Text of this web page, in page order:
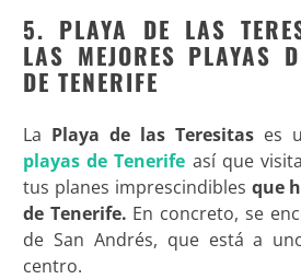
5. PLAYA DE LAS
LAS MEJORES PLAYAS
DE TENERIFE
La Playa de las Teresitas es
playas de Tenerife así que
tus planes imprescindibles que
de Tenerife. En concreto, se
de San Andrés, que está a
centro.